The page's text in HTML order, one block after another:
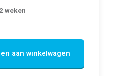
weken
aan winkelwagen